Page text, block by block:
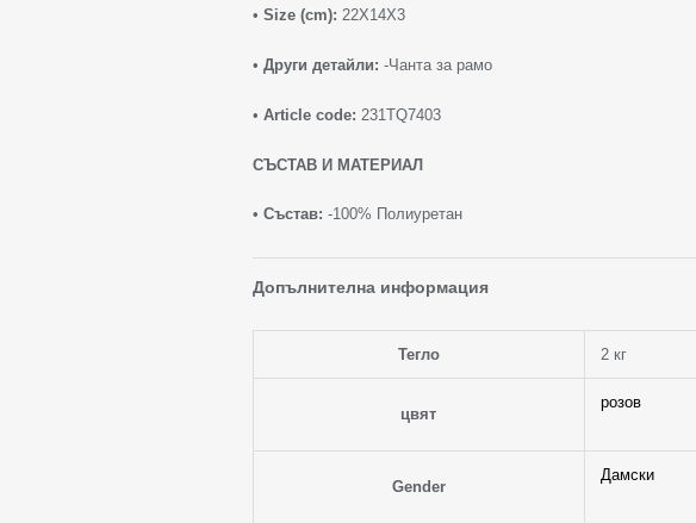
• Size (cm): 22X14X3
• Други детайли: -Чанта за рамо
• Article code: 231TQ7403
СЪСТАВ И МАТЕРИАЛ
• Състав: -100% Полиуретан
Допълнителна информация
Тегло 2 кг
цвят
розов
Gender
Дамски